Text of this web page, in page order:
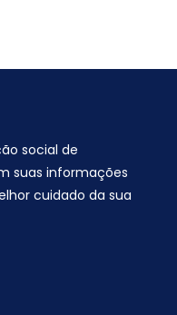
social de
suas informações
cuidado da sua